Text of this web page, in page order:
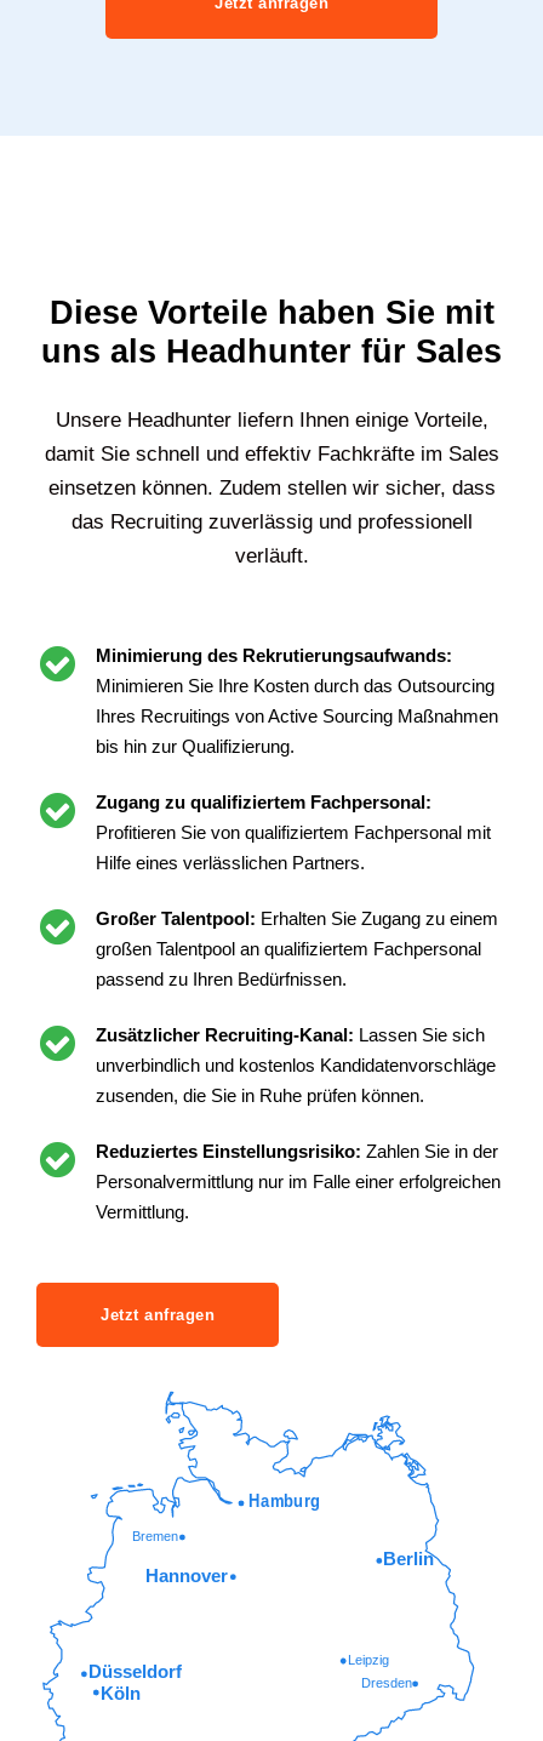
Diese Vorteile haben Sie mit
uns als Headhunter für Sales
Unsere Headhunter liefern Ihnen einige Vorteile,
damit Sie schnell und effektiv Fachkräfte im Sales
einsetzen können. Zudem stellen wir sicher, dass
das Recruiting zuverlässig und professionell
verläuft.
Minimierung des Rekrutierungsaufwands:
Minimieren Sie Ihre Kosten durch das Outsourcing
Ihres Recruitings von Active Sourcing Maßnahmen
bis hin zur Qualifizierung.
Zugang zu qualifiziertem Fachpersonal:
Profitieren Sie von qualifiziertem Fachpersonal mit
Hilfe eines verlässlichen Partners.
Großer Talentpool: Erhalten Sie Zugang zu einem
großen Talentpool an qualifiziertem Fachpersonal
passend zu Ihren Bedürfnissen.
Zusätzlicher Recruiting-Kanal: Lassen Sie sich
unverbindlich und kostenlos Kandidatenvorschläge
zusenden, die Sie in Ruhe prüfen können.
Reduziertes Einstellungsrisiko: Zahlen Sie in der
Personalvermittlung nur im Falle einer erfolgreichen
Vermittlung.
Jetzt anfragen
Dresden
Köln
Düsseldorf
Leipzig
Hannover
Berlin
Bremen
Hamburg